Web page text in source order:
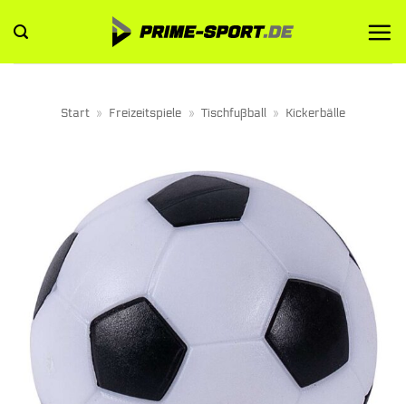
Inhalt
springen
Start » Freizeitspiele » Tischfußball » Kickerbälle